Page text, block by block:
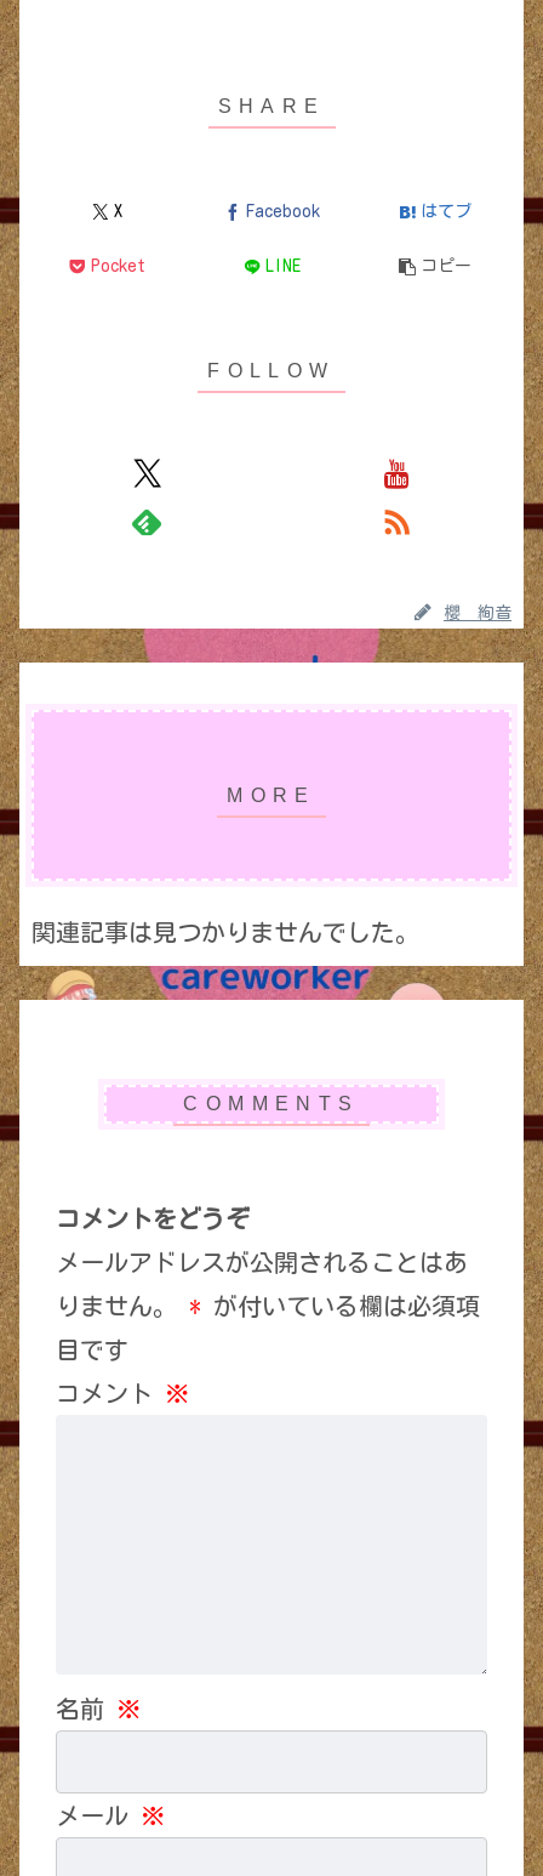
X Facebook はてブ
Pocket LINE コピー
櫻 絢音
関連記事は見つかりませんでした。
コメントをどうぞ
メールアドレスが公開されることはあ
りません。
* が付いている欄は必須項
目です
コメント ※
名前 ※
メール ※